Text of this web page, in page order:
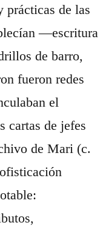
prácticas de las
—escritura
de barro,
fueron redes
el
cartas de jefes
de Mari (c.